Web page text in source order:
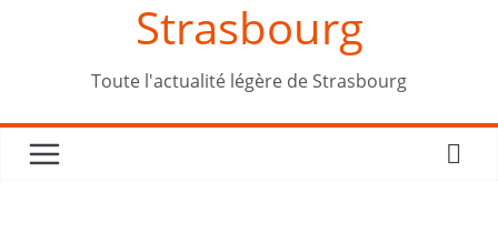
Strasbourg
Toute l'actualité légère de Strasbourg